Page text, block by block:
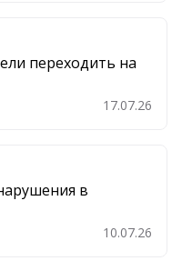
переходить на
17.07.26
в
10.07.26